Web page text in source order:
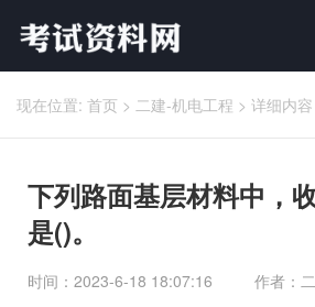
现在位置: 首页 > 二建-机电工程 > 详细内容
下列路面基层材料中，
是()。
时间：2023-6-18 18:07:16 作者：